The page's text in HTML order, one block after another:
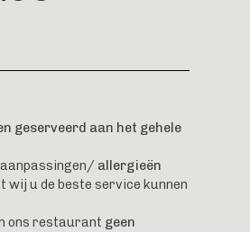
geserveerd aan het gehele
allergieën
wij u de beste service kunnen
ons restaurant geen